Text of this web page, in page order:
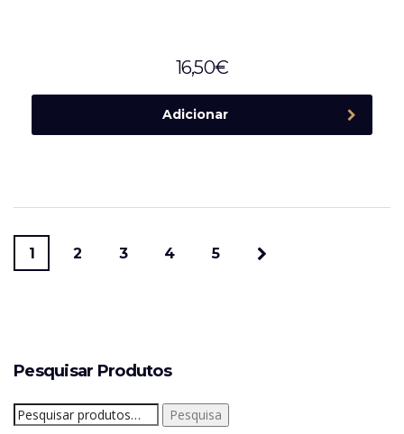
16,50€
Adicionar
1 2 3 4 5
Pesquisar Produtos
Pesquisar
por:
Pesquisa